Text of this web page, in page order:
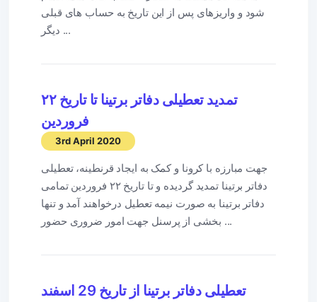
شود و واریزهای پس از این تاریخ به حساب های قبلی
دیگر ...
تمدید تعطیلی دفاتر برتینا تا تاریخ ۲۲
فروردین
3rd April 2020
جهت مبارزه با کرونا و کمک به ایجاد قرنطینه، تعطیلی
دفاتر برتینا تمدید گردیده و تا تاریخ ۲۲ فروردین تمامی
دفاتر برتینا به صورت نیمه تعطیل درخواهند آمد و تنها
بخشی از پرسنل جهت امور ضروری حضور ...
تعطیلی دفاتر برتینا از تاریخ 29 اسفند